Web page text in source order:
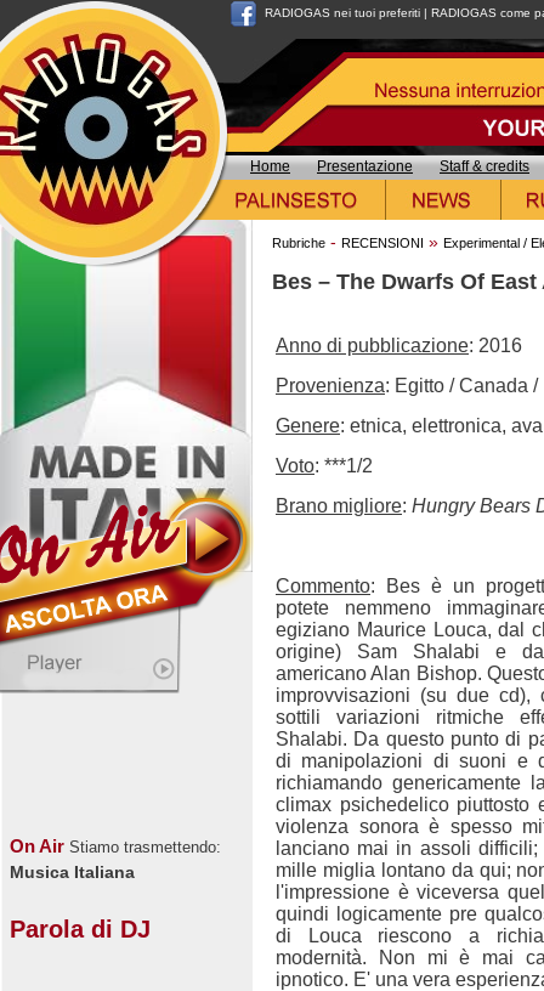
RADIOGAS nei tuoi preferiti | RADIOGAS come
Home Presentazione Staff & credits
On Air Stiamo trasmettendo:
Musica Italiana
Parola di DJ
Rubriche - RECENSIONI » Experimental /
Bes – The Dwarfs Of East
Anno di pubblicazione: 2016
Provenienza: Egitto / Canada /
Genere: etnica, elettronica,
Voto: ***1/2
Brano migliore: Hungry Bears
Commento: Bes è un
potete nemmeno
egiziano Maurice Louca, dal
origine) Sam Shalabi e
americano Alan Bishop.
improvvisazioni (su due cd),
sottili variazioni ritmiche
Shalabi. Da questo punto di
di manipolazioni di suoni e
richiamando genericamente
climax psichedelico piuttosto
violenza sonora è spesso
lanciano mai in assoli
mille miglia lontano da qui;
l'impressione è viceversa
quindi logicamente pre
di Louca riescono a
modernità. Non mi è mai
ipnotico. E' una vera